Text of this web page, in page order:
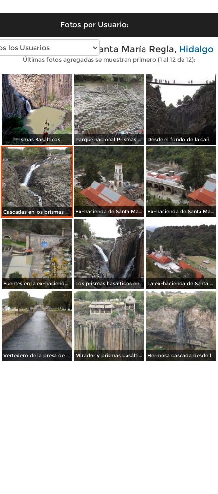
Fotos por Usuario:
Fotos modernas de Santa María Regla, Hidalgo
Últimas fotos agregadas se muestran primero (1 al 12 de 12):
Prismas Basálticos Parque nacional Prismas basálticos. Noviembre/2012 Desde el fondo de la cañada de los prismas basálticos. Noviembre/2012
Cascadas en los prismas basálticos. Santa María Regla. Noviembre/2012 Ex-hacienda de Santa María Regla, Hgo. Noviembre/2012 Ex-hacienda de Santa María Regla, Hidalgo. Noviembre/2012
Fuentes en la ex-hacienda de Santa María Regla. Noviembre/2012 Los prismas basálticos en el estado de Hidalgo. Noviembre/2012 La ex-hacienda de Santa María Regla. Noviembre/2012
Vertedero de la presa de San Antonio Regla. Octubre/2012 Mirador y prismas basálticos. Octubre/2012 Hermosa cascada desde la ex-hacienda Santa María Regla. Noviembre/2012